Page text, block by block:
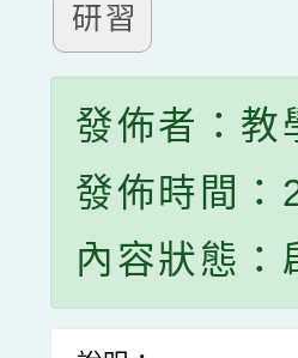
研習
發佈者：教
發佈時間
內容狀態：